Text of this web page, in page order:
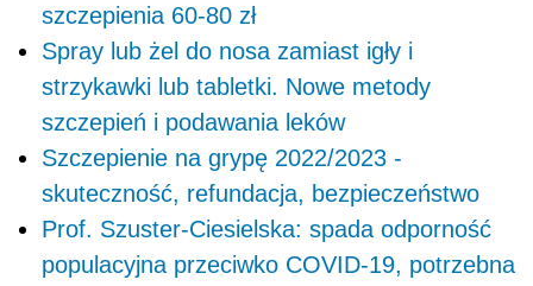
szczepienia 60-80 zł
Spray lub żel do nosa zamiast igły i
strzykawki lub tabletki. Nowe metody
szczepień i podawania leków
Szczepienie na grypę 2022/2023 -
skuteczność, refundacja, bezpieczeństwo
Prof. Szuster-Ciesielska: spada odporność
populacyjna przeciwko COVID-19, potrzebna